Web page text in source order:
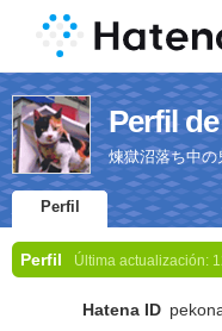
Perfil
煉󠄁獄沼落ち中の
Perfil
Perfil Última actualización:
Hatena ID